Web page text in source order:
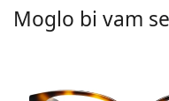
Persol
Moglo bi vam